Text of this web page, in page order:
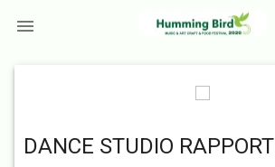

DANCE STUDIO RAPPORT